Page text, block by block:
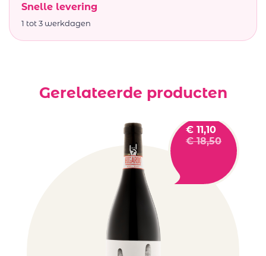
Snelle levering
1 tot 3 werkdagen
Gerelateerde producten
€ 11,10
€18,50